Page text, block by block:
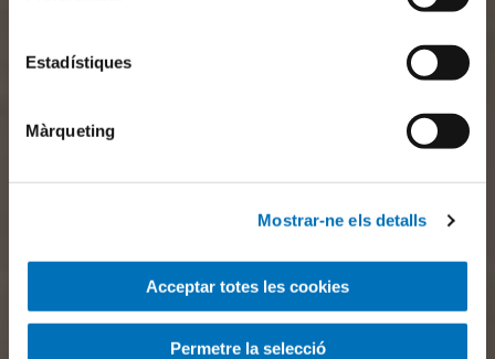
Estadístiques
Màrqueting
Mostrar-ne els detalls
Acceptar totes les cookies
Permetre la selecció